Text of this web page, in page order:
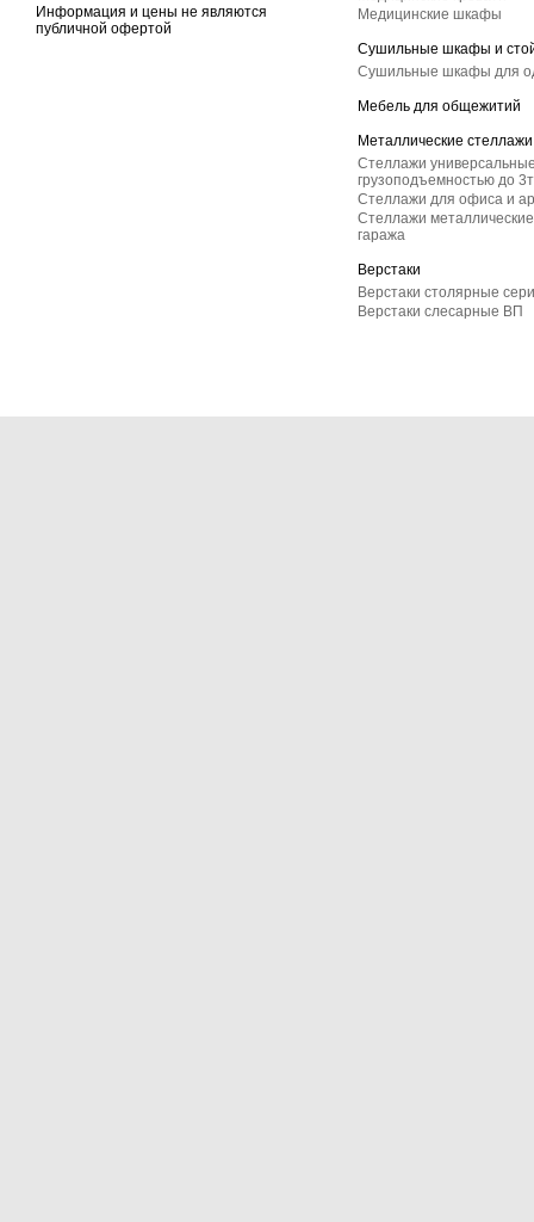
Информация и цены не являются
публичной офертой
Медицинские шкафы
Сушильные шкафы и
Сушильные шкафы для
Мебель для общежитий
Металлические стеллажи
Стеллажи
грузоподъемностью до
Стеллажи для офиса и
Стеллажи
гаража
Верстаки
Верстаки столярные
Верстаки слесарные ВП